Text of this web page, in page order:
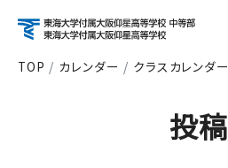
TOP カレンダー クラスカレンダー
投稿